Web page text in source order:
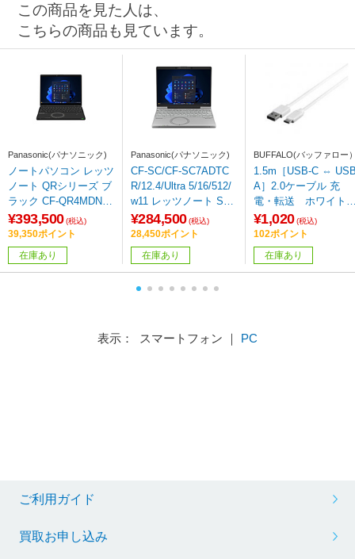
この商品を見た人は、
こちらの商品も見ています。
Panasonic(パナソニック)
ノートパソコン レッツ
ノート QRシリーズ ブ
ラック CF-QR4MDNC
R ［12.4型 /Windows1
1 Pro /intel Core i7 /メ
モリ：16GB /SSD：51
2GB /Office Home and
Business /日本語版キ
¥393,500 (税込)
39,350ポイント
在庫あり
Panasonic(パナソニック)
CF-SC/CF-SC7ADTC
R/12.4/Ultra 5/16/512/
w11 レッツノート SC
カームグレイ CF-SC7
ADTCR ［12.4型 /Win
dows11 Pro /intel Core
Ultra 5 /メモリ：16GB
/SSD：512GB /日本語
版キーボード /2026/3/
¥284,500 (税込)
28,450ポイント
在庫あり
BUFFALO(バッファロー
1.5m［USB-C ⇔
A］2.0ケーブル 充
電・転送 ホワイ
BSUAC215WH
¥1,020 (税込)
102ポイント
在庫あり
表示： スマートフォン ｜ PC
ご利用ガイド
買取お申し込み